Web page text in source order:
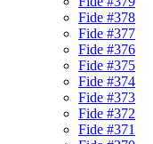
Fide #378
Fide #377
Fide #376
Fide #375
Fide #374
Fide #373
Fide #372
Fide #371